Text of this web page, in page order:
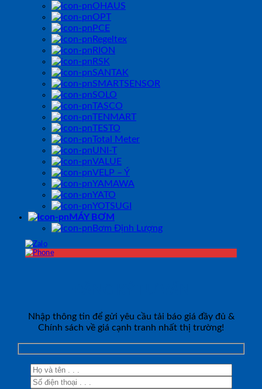
OHAUS
OPT
PCE
Regeltex
RION
RSK
SANTAK
SMARTSENSOR
SOLO
TASCO
TENMART
TESTO
Total Meter
UNI-T
VALUE
VELP – Ý
YAMAWA
YATO
YOTSUGI
MÁY BƠM
Bơm Định Lượng
Nhập thông tin để gửi yêu cầu tải báo giá đầy đủ &
Chính sách về giá cạnh tranh nhất thị trường!